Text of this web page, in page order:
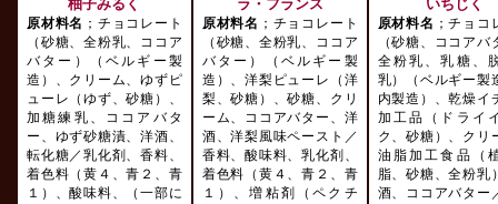
柚子みるく
原材料名 ；チョコレート
（砂糖、全粉乳、ココア
バター）（ベルギー製
造）、クリーム、ゆずピ
ューレ（ゆず、砂糖）、
加糖練乳、ココアバタ
ー、ゆず砂糖漬、洋酒、
転化糖／乳化剤、香料、
着色料（黄４、青２、青
１）、酸味料、（一部に
ラ・フランス
原材料名 ；チョコレート
（砂糖、全粉乳、ココア
バター）（ベルギー製
造）、洋梨ピューレ（洋
梨、砂糖）、砂糖、クリ
ーム、ココアバター、洋
酒、洋梨風味ペースト／
香料、酸味料、乳化剤、
着色料（黄４、青２、青
１）、増粘剤（ペクチ
いちじく
原材料名 ；チョコ
（砂糖、ココアバ
全粉乳、乳糖、
乳）（ベルギー製
内製造）、乾燥イ
加工品（ドライ
ク、砂糖）、クリ
油脂加工食品（
脂、砂糖、全粉乳
酒、ココアバター